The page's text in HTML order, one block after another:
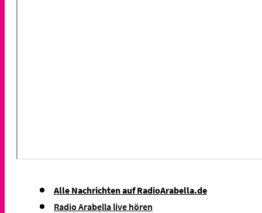
Alle Nachrichten auf RadioArabella.de
Radio Arabella live hören